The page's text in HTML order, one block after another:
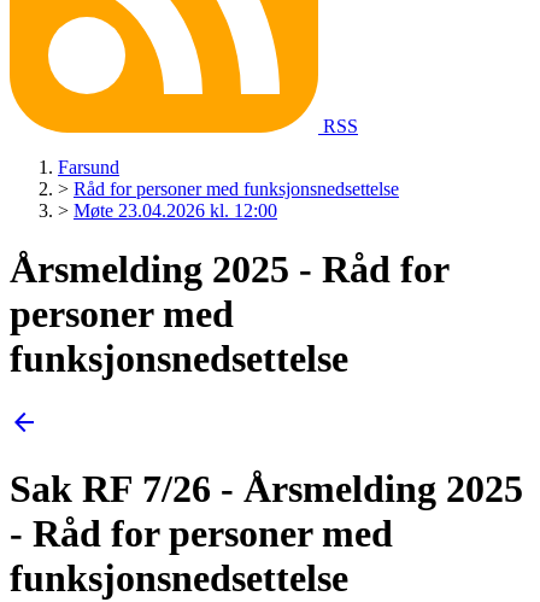
RSS
Farsund
> Råd for personer med funksjonsnedsettelse
> Møte 23.04.2026 kl. 12:00
Årsmelding 2025 - Råd for
personer med
funksjonsnedsettelse
arrow_back
Sak RF 7/26 - Årsmelding 2025
- Råd for personer med
funksjonsnedsettelse